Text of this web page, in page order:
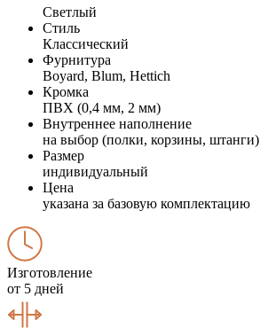
Светлый
Стиль
Классический
Фурнитура
Boyard, Blum, Hettich
Кромка
ПВХ (0,4 мм, 2 мм)
Внутреннее наполнение
на выбор (полки, корзины, штанги)
Размер
индивидуальный
Цена
указана за базовую комплектацию
Изготовление
от 5 дней